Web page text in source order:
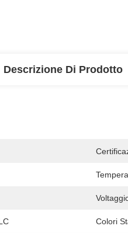
Descrizione Di Prodotto
Colori